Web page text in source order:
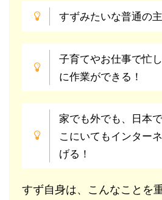
すずみたいな普通の
子育てやお仕事で忙
に作業ができる！
家でも外でも、日本
こにいてもインター
げる！
すず自身は、こんなことを